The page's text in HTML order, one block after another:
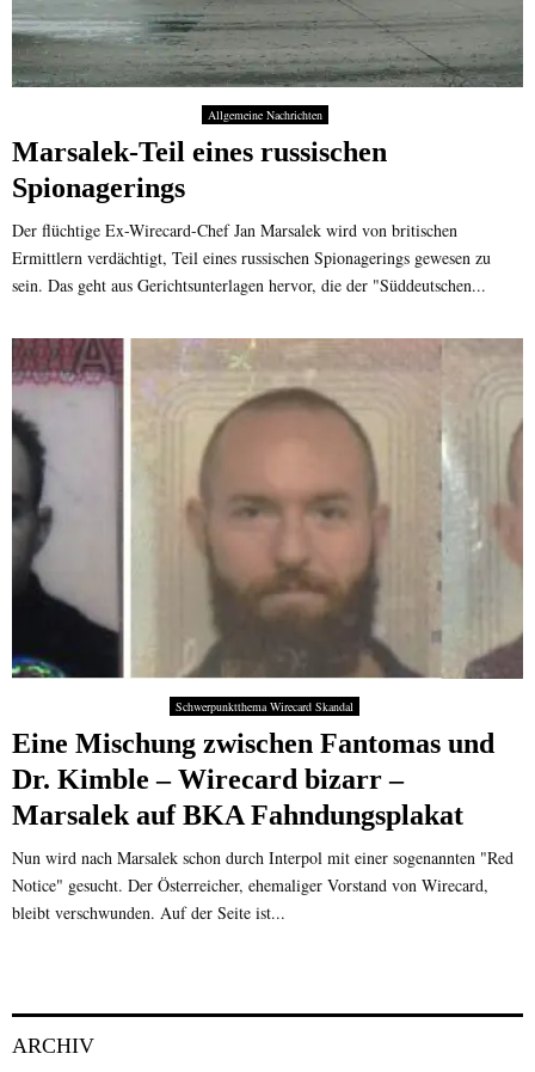
Allgemeine Nachrichten
Marsalek-Teil eines russischen
Spionagerings
Der flüchtige Ex-Wirecard-Chef Jan Marsalek wird von britischen
Ermittlern verdächtigt, Teil eines russischen Spionagerings gewesen zu
sein. Das geht aus Gerichtsunterlagen hervor, die der "Süddeutschen...
Schwerpunktthema Wirecard Skandal
Eine Mischung zwischen Fantomas und
Dr. Kimble – Wirecard bizarr –
Marsalek auf BKA Fahndungsplakat
Nun wird nach Marsalek schon durch Interpol mit einer sogenannten "Red
Notice" gesucht. Der Österreicher, ehemaliger Vorstand von Wirecard,
bleibt verschwunden. Auf der Seite ist...
ARCHIV